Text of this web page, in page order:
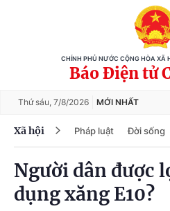
CHÍNH PHỦ NƯỚC CỘNG HÒA XÃ
Báo Điện tử
Thứ sáu, 7/8/2026 MỚI NHẤT
Xã hội Pháp luật Đời sống
Người dân được
dụng xăng E10?